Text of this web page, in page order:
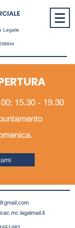
Legale
; 15.30 - 19.30